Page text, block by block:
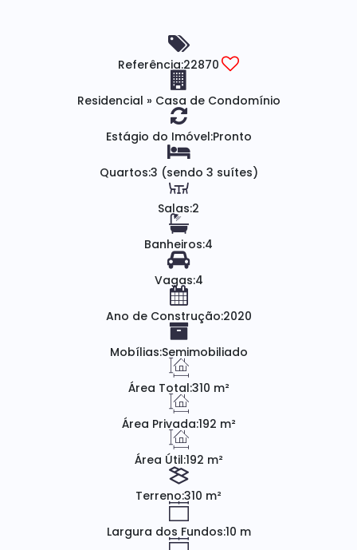
Referência:22870
Residencial » Casa de Condomínio
Estágio do Imóvel:Pronto
Quartos:3 (sendo 3 suítes)
Salas:2
Banheiros:4
Vagas:4
Ano de Construção:2020
Mobílias:Semimobiliado
Área Total:310 m²
Área Privada:192 m²
Área Útil:192 m²
Terreno:310 m²
Largura dos Fundos:10 m